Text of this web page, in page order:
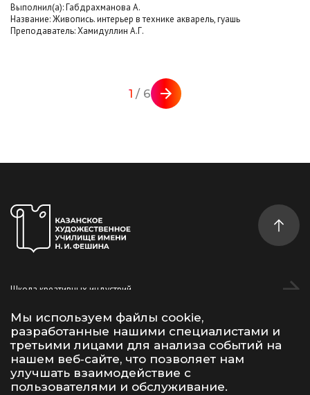
Выполнил(а): Габдрахманова А.
Название: Живопись. интерьер в технике акварель, гуашь
Преподаватель: Хамидуллин А.Г.
1 / 6
Мы используем файлы cookie,
разработанные нашими специалистами и
третьими лицами для анализа событий на
нашем веб‑сайте, что позволяет нам
улучшать взаимодействие с
пользователями и обслуживание.
Школа креативных индустрий
Студентам
Дополнительное образование
Vk Telegram YouTube